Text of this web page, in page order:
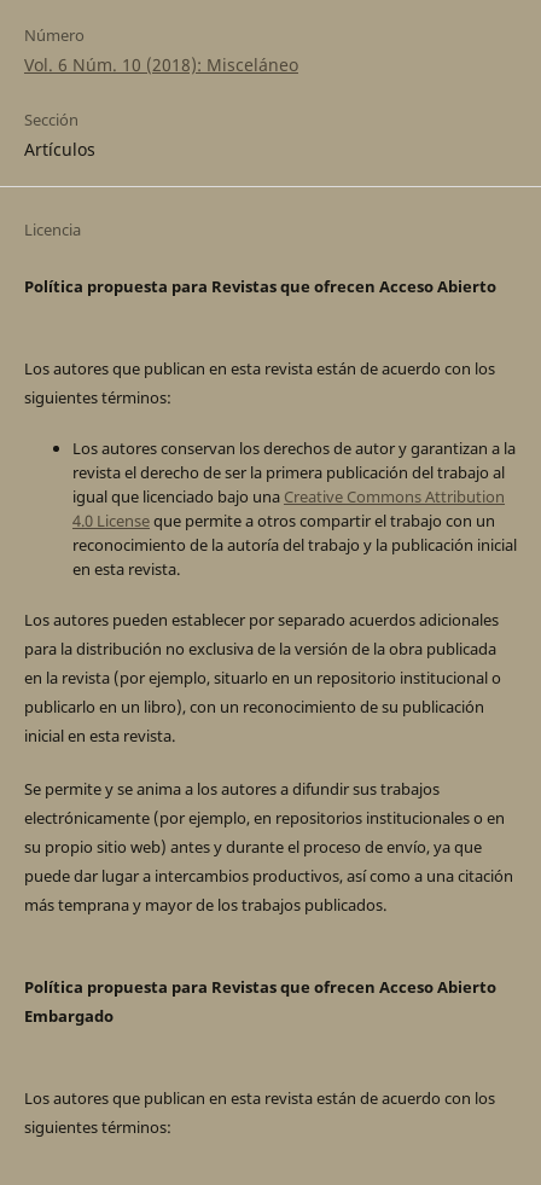
Número
Vol. 6 Núm. 10 (2018): Misceláneo
Sección
Artículos
Licencia
Política propuesta para Revistas que ofrecen Acceso Abierto
Los autores que publican en esta revista están de acuerdo con los
siguientes términos:
Los autores conservan los derechos de autor y garantizan a la
revista el derecho de ser la primera publicación del trabajo al
igual que licenciado bajo una Creative Commons Attribution
4.0 Licenseque permite a otros compartir el trabajo con un
reconocimiento de la autoría del trabajo y la publicación inicial
en esta revista.
Los autores pueden establecer por separado acuerdos adicionales
para la distribución no exclusiva de la versión de la obra publicada
en la revista (por ejemplo, situarlo en un repositorio institucional o
publicarlo en un libro), con un reconocimiento de su publicación
inicial en esta revista.
Se permite y se anima a los autores a difundir sus trabajos
electrónicamente (por ejemplo, en repositorios institucionales o en
su propio sitio web) antes y durante el proceso de envío, ya que
puede dar lugar a intercambios productivos, así como a una citación
más temprana y mayor de los trabajos publicados.
Política propuesta para Revistas que ofrecen Acceso Abierto
Embargado
Los autores que publican en esta revista están de acuerdo con los
siguientes términos: